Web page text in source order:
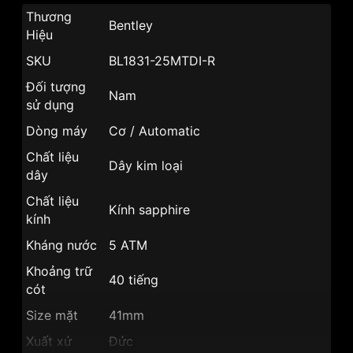
Thương
Hiệu
Bentley
SKU
BL1831-25MTDI-R
Đối tượng
sử dụng
Nam
Dòng máy
Cơ / Automatic
Chất liệu
dây
Dây kim loại
Chất liệu
kính
Kính sapphire
Kháng nước
5 ATM
Khoảng trữ
cót
40 tiếng
Size mặt
41mm
Xuất xứ
Đức